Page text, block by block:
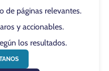
de páginas relevantes.
y accionables.
los resultados.